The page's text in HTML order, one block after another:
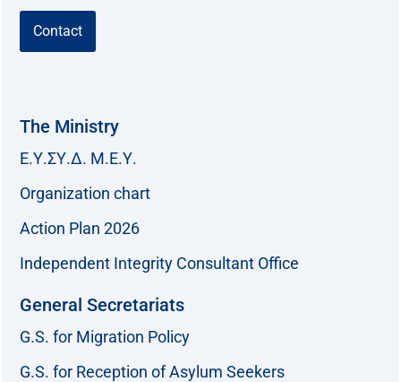
Contact
The Ministry
Ε.Υ.ΣΥ.Δ. Μ.Ε.Υ.
Organization chart
Action Plan 2026
Independent Integrity Consultant Office
General Secretariats
G.S. for Migration Policy
G.S. for Reception of Asylum Seekers